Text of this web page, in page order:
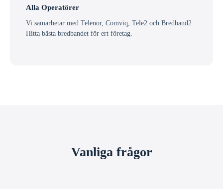
Alla Operatörer
Vi samarbetar med Telenor, Comviq, Tele2 och Bredband2.
Hitta bästa bredbandet för ert företag.
Vanliga frågor